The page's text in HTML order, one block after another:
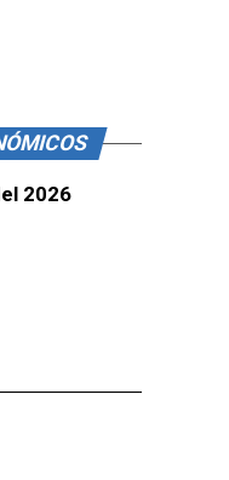
2026